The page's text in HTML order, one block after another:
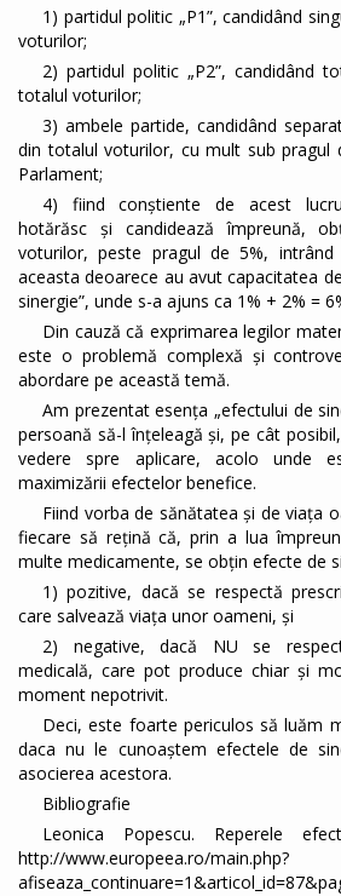
1) partidul politic „P1”, candidând
voturilor;
2) partidul politic „P2”, candidând
totalul voturilor;
3) ambele partide, candidând
din totalul voturilor, cu mult sub pragul
Parlament;
4) fiind conștiente de acest
hotărăsc și candidează împreună,
voturilor, peste pragul de 5%,
aceasta deoarece au avut capacitatea
sinergie”, unde s-a ajuns ca 1% + 2% =
Din cauză că exprimarea legilor
este o problemă complexă și
abordare pe această temă.
Am prezentat esența „efectului de
persoană să-l înțeleagă și, pe cât
vedere spre aplicare, acolo unde
maximizării efectelor benefice.
Fiind vorba de sănătatea și de viața
fiecare să rețină că, prin a lua
multe medicamente, se obțin efecte de
1) pozitive, dacă se respectă
care salvează viața unor oameni, și
2) negative, dacă NU se
medicală, care pot produce chiar și
moment nepotrivit.
Deci, este foarte periculos să luăm
daca nu le cunoaștem efectele de
asocierea acestora.
Bibliografie
Leonica Popescu. Reperele
http://www.europeea.ro/main.php?